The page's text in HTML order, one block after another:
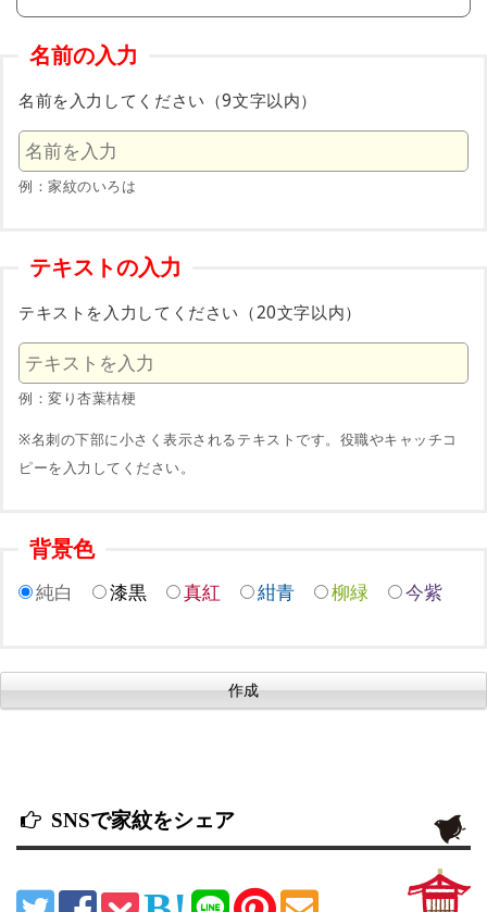
名前の入力
名前を入力してください（9文字以内）
例：家紋のいろは
テキストの入力
テキストを入力してください（20文字以内）
例：変り杏葉桔梗
※名刺の下部に小さく表示されるテキストです。役職やキャッチコ
ピーを入力してください。
背景色
純白 漆黒 真紅 紺青 柳緑 今紫
SNSで家紋をシェア